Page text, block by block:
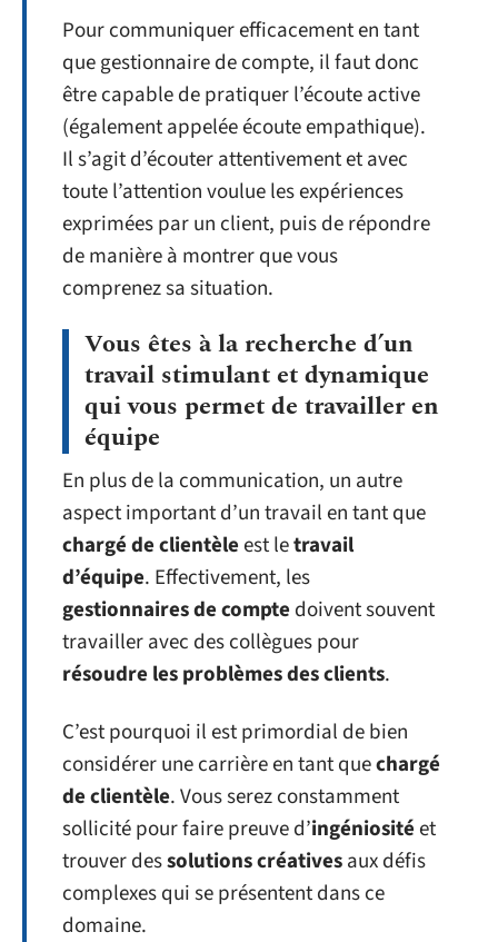
Pour communiquer efficacement en tant
que gestionnaire de compte, il faut donc
être capable de pratiquer l’écoute active
(également appelée écoute empathique).
Il s’agit d’écouter attentivement et avec
toute l’attention voulue les expériences
exprimées par un client, puis de répondre
de manière à montrer que vous
comprenez sa situation.
Vous êtes à la recherche d’un
travail stimulant et dynamique
qui vous permet de travailler en
équipe
En plus de la communication, un autre
aspect important d’un travail en tant que
chargé de clientèleest letravail
d’équipe. Effectivement, les
gestionnaires de compte doivent souvent
travailler avec des collègues pour
résoudre les problèmes des clients.
C’est pourquoi il est primordial de bien
considérer une carrière en tant quechargé
de clientèle. Vous serez constamment
sollicité pour faire preuve d’ingéniositéet
trouver dessolutions créativesaux défis
complexes qui se présentent dans ce
domaine.